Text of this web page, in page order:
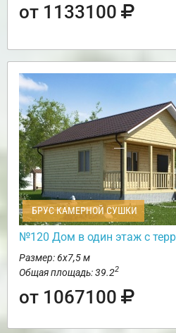
от 1133100
БРУС КАМЕРНОЙ СУШКИ
№120 Дом в один этаж с
Размер: 6х7,5 м
Общая площадь: 39.22
от 1067100